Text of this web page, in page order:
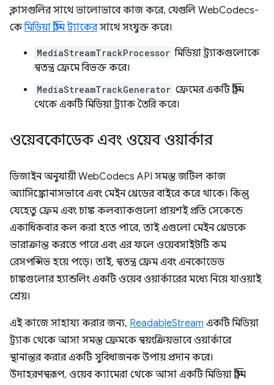
ক্লাসগুলির সাথে ভালোভাবে কাজ করে, যেগুলি WebCodecs-
কেমিডিয়া স্ট্রিম ট্র্যাকেরসাথে সংযুক্ত করে।
MediaStreamTrackProcessor মিডিয়া ট্র্যাকগুলোকে
স্বতন্ত্র ফ্রেমে বিভক্ত করে।
MediaStreamTrackGenerator ফ্রেমের একটি স্ট্রিম
থেকে একটি মিডিয়া ট্র্যাক তৈরি করে।
ওয়েবকোডেক এবং ওয়েব ওয়ার্কার
ডিজাইন অনুযায়ী WebCodecs API সমস্ত জটিল কাজ
অ্যাসিঙ্ক্রোনাসভাবে এবং মেইন থ্রেডের বাইরে করে থাকে। কিন্তু
যেহেতু ফ্রেম এবং চাঙ্ক কলব্যাকগুলো প্রায়শই প্রতি সেকেন্ডে
একাধিকবার কল করা হতে পারে, তাই এগুলো মেইন থ্রেডকে
ভারাক্রান্ত করতে পারে এবং এর ফলে ওয়েবসাইটটি কম
রেসপন্সিভ হয়ে পড়ে। তাই, স্বতন্ত্র ফ্রেম এবং এনকোডেড
চাঙ্কগুলোর হ্যান্ডলিং একটি ওয়েব ওয়ার্কারের মধ্যে নিয়ে যাওয়াই
শ্রেয়।
এই কাজে সাহায্য করার জন্য, ReadableStream একটি মিডিয়া
ট্র্যাক থেকে আসা সমস্ত ফ্রেমকে স্বয়ংক্রিয়ভাবে ওয়ার্কারে
স্থানান্তর করার একটি সুবিধাজনক উপায় প্রদান করে।
উদাহরণস্বরূপ, ওয়েব ক্যামেরা থেকে আসা একটি মিডিয়া স্ট্রিম